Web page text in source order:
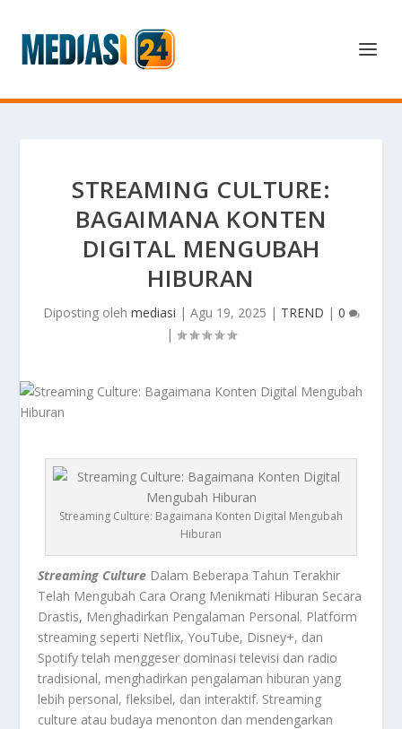
STREAMING CULTURE:
BAGAIMANA KONTEN
DIGITAL MENGUBAH
HIBURAN
Diposting oleh mediasi | Agu 19, 2025 | TREND | 0
|
Streaming Culture: Bagaimana Konten Digital Mengubah
Hiburan
Streaming Culture Dalam Beberapa Tahun Terakhir
Telah Mengubah Cara Orang Menikmati Hiburan Secara
Drastis, Menghadirkan Pengalaman Personal. Platform
streaming seperti Netflix, YouTube, Disney+, dan
Spotify telah menggeser dominasi televisi dan radio
tradisional, menghadirkan pengalaman hiburan yang
lebih personal, fleksibel, dan interaktif. Streaming
culture atau budaya menonton dan mendengarkan